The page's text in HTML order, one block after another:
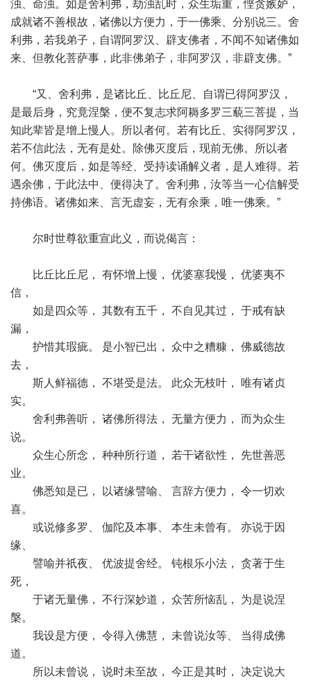
浊、命浊。如是舍利弗，劫浊乱时，众生垢重，悭贪嫉妒，
成就诸不善根故，诸佛以方便力，于一佛乘、分别说三。舍
利弗，若我弟子，自谓阿罗汉、辟支佛者，不闻不知诸佛如
来、但教化菩萨事，此非佛弟子，非阿罗汉，非辟支佛。”
“又、舍利弗，是诸比丘、比丘尼、自谓已得阿罗汉，
是最后身，究竟涅槃，便不复志求阿耨多罗三藐三菩提，当
知此辈皆是增上慢人。所以者何。若有比丘、实得阿罗汉，
若不信此法，无有是处。除佛灭度后，现前无佛。所以者
何。佛灭度后，如是等经、受持读诵解义者，是人难得。若
遇余佛，于此法中、便得决了。舍利弗，汝等当一心信解受
持佛语。诸佛如来、言无虚妄，无有余乘，唯一佛乘。”
尔时世尊欲重宣此义，而说偈言：
比丘比丘尼， 有怀增上慢， 优婆塞我慢， 优婆夷不
信，
如是四众等， 其数有五千， 不自见其过， 于戒有缺
漏，
护惜其瑕疵。 是小智已出， 众中之糟糠， 佛威德故
去，
斯人鲜福德， 不堪受是法。 此众无枝叶， 唯有诸贞
实。
舍利弗善听， 诸佛所得法， 无量方便力， 而为众生
说。
众生心所念， 种种所行道， 若干诸欲性， 先世善恶
业。
佛悉知是已， 以诸缘譬喻、 言辞方便力， 令一切欢
喜。
或说修多罗、 伽陀及本事、 本生未曾有。 亦说于因
缘、
譬喻并祇夜、 优波提舍经。 钝根乐小法， 贪著于生
死，
于诸无量佛， 不行深妙道， 众苦所恼乱， 为是说涅
槃。
我设是方便， 令得入佛慧， 未曾说汝等、 当得成佛
道。
所以未曾说， 说时未至故， 今正是其时， 决定说大